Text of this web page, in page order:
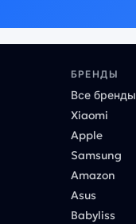
БРЕНДЫ
Все бренды
Xiaomi
Apple
Samsung
Amazon
Asus
Babyliss